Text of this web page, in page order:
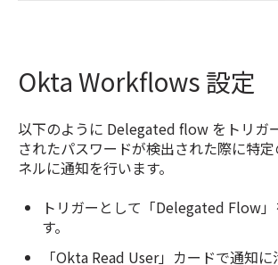
Okta Workflows 設定
以下のように Delegated flow をトリガ
されたパスワードが検出された際に特
ネルに通知を行います。
トリガーとして「Delegated Flow
す。
「Okta Read User」カードで通知